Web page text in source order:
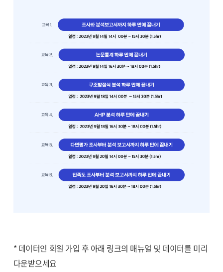
* 데이터인 회원 가입 후 아래 링크의 매뉴얼 및 데이터를 미리
다운받으세요